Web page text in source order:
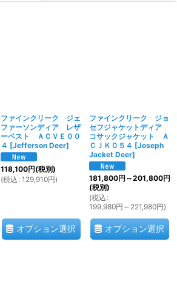
ファインクリーク ジェ
ファーソンディア レザ
ーベスト ＡＣＶＥ００
４ [Jefferson Deer]
118,100円(税別)
(税込 : 129,910円)
オプション選択
ファインクリーク ジョ
セフジャケットディア
コサックジャケット Ａ
ＣＪＫ０５４ [Joseph
Jacket Deer]
181,800円 ～201,800円
(税別)
(税込 :
199,980円 ～221,980円)
オプション選択